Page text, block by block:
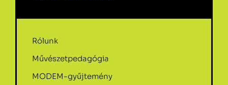
Rólunk
Művészetpedagógia
MODEM-gyűjtemény